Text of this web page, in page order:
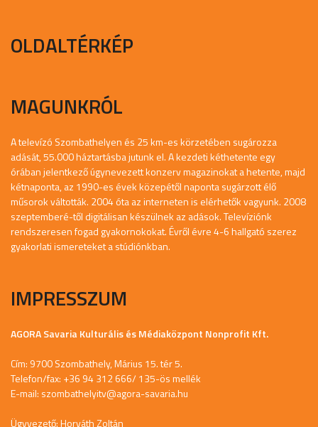
OLDALTÉRKÉP
MAGUNKRÓL
A televízó Szombathelyen és 25 km-es körzetében sugározza
adását, 55.000 háztartásba jutunk el. A kezdeti kéthetente egy
órában jelentkező úgynevezett konzerv magazinokat a hetente, majd
kétnaponta, az 1990-es évek közepétől naponta sugárzott élő
műsorok váltották. 2004 óta az interneten is elérhetők vagyunk. 2008
szeptemberé-től digitálisan készülnek az adások. Televíziónk
rendszeresen fogad gyakornokokat. Évről évre 4-6 hallgató szerez
gyakorlati ismereteket a stúdiónkban.
IMPRESSZUM
AGORA Savaria Kulturális és Médiaközpont Nonprofit Kft.
Cím: 9700 Szombathely, Márius 15. tér 5.
Telefon/fax: +36 94 312 666/ 135-ös mellék
E-mail: szombathelyitv@agora-savaria.hu
Ügyvezető: Horváth Zoltán